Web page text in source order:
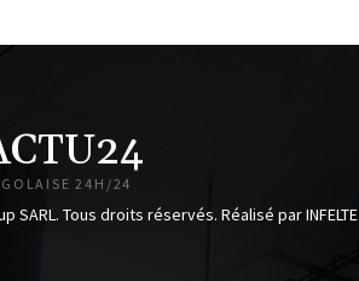
24H/24
SARL. Tous droits réservés. Réalisé par INFELTE